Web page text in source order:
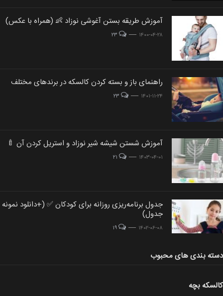
post
image
آموزش طریقه بستن آغوشی نوزاد 👶 (همراه با عکس)
۱۴۰۰-۰۴-۲۸ post image
post
image
راهنمای باز و بسته کردن کالسکه در برندهای مختلف
۱۴۰۱-۱۱-۲۴ post image
post
image
آموزش شستن شیشه شیر نوزاد و استریل کردن آن 🍼
۱۴۰۳-۰۴-۰۱ post image
post
image
جدول برنامه‌ریزی روزانه برای کودکان ✅ (+دانلود نمونه
جدول)post
image۱۴۰۲-۰۶-۰۸
دسته بندی های محبوب
کالسکه بچه